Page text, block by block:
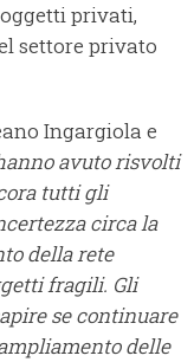
privati,
settore privato
Ingargiola e
avuto risvolti
tutti gli
circa la
della rete
fragili. Gli
se continuare
delle